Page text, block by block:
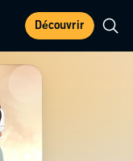
Découvrir